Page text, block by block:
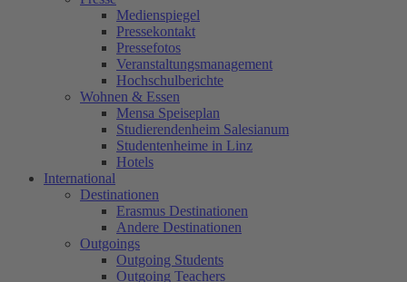
Medienspiegel
Pressekontakt
Pressefotos
Veranstaltungsmanagement
Hochschulberichte
Wohnen & Essen
Mensa Speiseplan
Studierendenheim Salesianum
Studentenheime in Linz
Hotels
International
Destinationen
Erasmus Destinationen
Andere Destinationen
Outgoings
Outgoing Students
Outgoing Teachers